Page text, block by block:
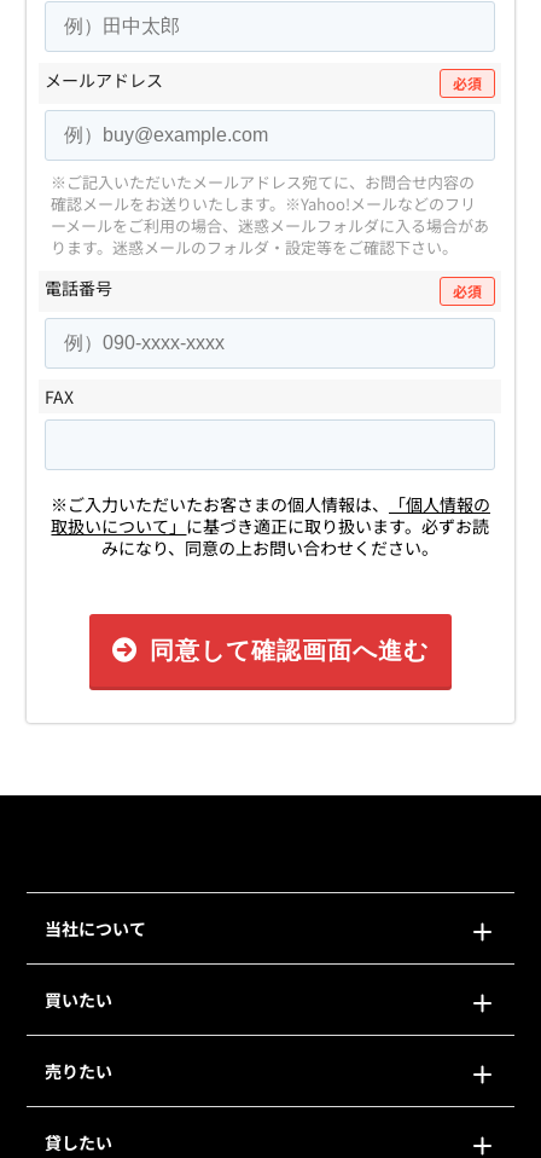
メールアドレス 必須
※ご記入いただいたメールアドレス宛てに、お問合せ内容の
確認メールをお送りいたします。 ※Yahoo!メールなどのフリ
ーメールをご利用の場合、迷惑メールフォルダに入る場合があ
ります。迷惑メールのフォルダ・設定等をご確認下さい。
電話番号 必須
FAX
※ご入力いただいたお客さまの個人情報は、
「個人情報の
取扱いについて」 に基づき適正に取り扱います。必ずお読
みになり、同意の上お問い合わせください。
同意して確認画面へ進む
当社について
買いたい
売りたい
貸したい